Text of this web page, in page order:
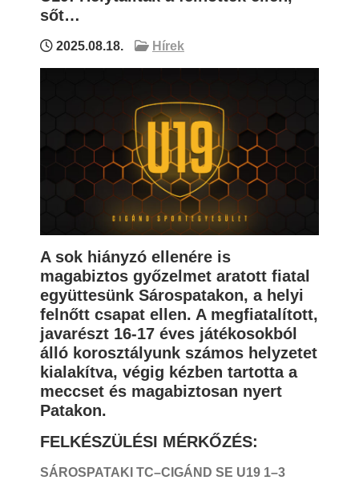
sőt…
2025.08.18. Hírek
A sok hiányzó ellenére is
magabiztos győzelmet aratott fiatal
együttesünk Sárospatakon, a helyi
felnőtt csapat ellen. A megfiatalított,
javarészt 16-17 éves játékosokból
álló korosztályunk számos helyzetet
kialakítva, végig kézben tartotta a
meccset és magabiztosan nyert
Patakon.
FELKÉSZÜLÉSI MÉRKŐZÉS:
SÁROSPATAKI TC–CIGÁND SE U19 1–3